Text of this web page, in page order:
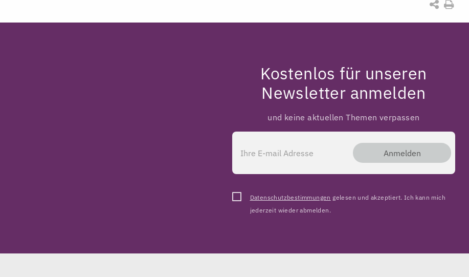
Kostenlos für unseren
Newsletter anmelden
und keine aktuellen Themen verpassen
Anmelden
Datenschutzbestimmungen gelesen und akzeptiert. Ich kann mich
jederzeit wieder abmelden.